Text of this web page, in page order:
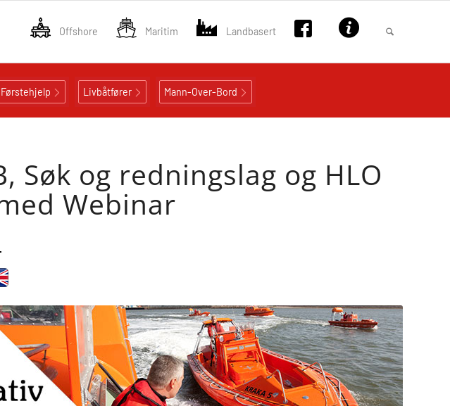
Offshore Maritim Landbasert
Førstehjelp Livbåtfører Mann-Over-Bord
Søk og redningslag og HLO
Webinar